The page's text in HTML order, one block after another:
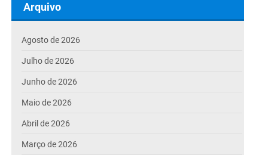
Arquivo
Agosto de 2026
Julho de 2026
Junho de 2026
Maio de 2026
Abril de 2026
Março de 2026